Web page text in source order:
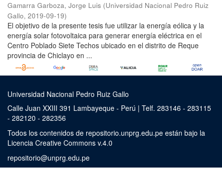
Gamarra Garboza, Jorge Luis (Universidad Nacional Pedro Ruiz
Gallo, 2019-09-19)
El objetivo de la presente tesis fue utilizar la energía eólica y la
energía solar fotovoltaica para generar energía eléctrica en el
Centro Poblado Siete Techos ubicado en el distrito de Reque
provincia de Chiclayo en ...
Universidad Nacional Pedro Ruiz Gallo
Calle Juan XXIII 391 Lambayeque - Perú | Telf. 283146 - 283115
- 282120 - 282356
Todos los contenidos de repositorio.unprg.edu.pe están bajo la
Licencia Creative Commons v.4.0
repositorio@unprg.edu.pe